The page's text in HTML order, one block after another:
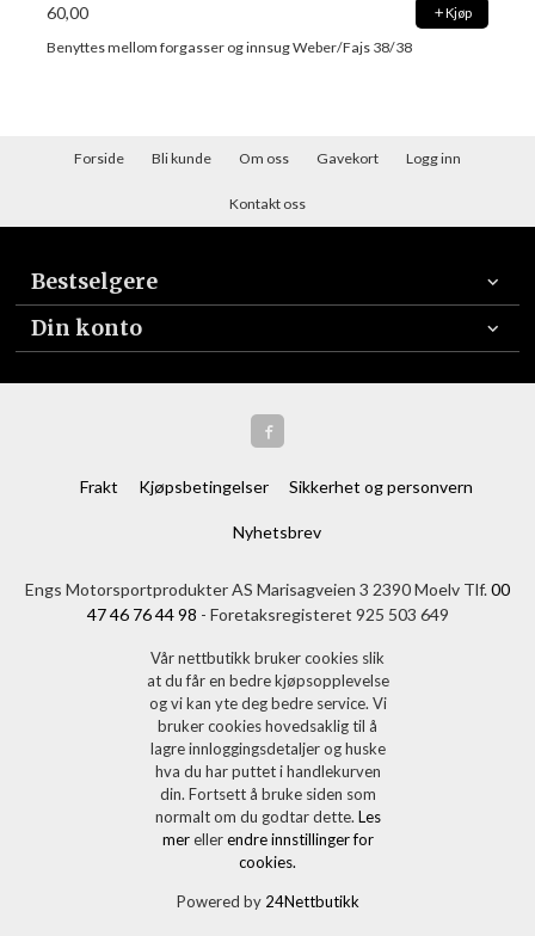
60,00 Kjøp
Benyttes mellom forgasser og innsug Weber/Fajs 38/38
Forside Bli kunde Om oss Gavekort Logg inn
Kontakt oss
Bestselgere
Din konto
Frakt Kjøpsbetingelser Sikkerhet og personvern
Nyhetsbrev
Engs Motorsportprodukter AS Marisagveien 3 2390 Moelv Tlf.00
47 46 76 44 98 - Foretaksregisteret 925 503 649
Vår nettbutikk bruker cookies slik
at du får en bedre kjøpsopplevelse
og vi kan yte deg bedre service. Vi
bruker cookies hovedsaklig til å
lagre innloggingsdetaljer og huske
hva du har puttet i handlekurven
din. Fortsett å bruke siden som
normalt om du godtar dette. Les
merellerendre innstillinger for
cookies.
Powered by 24Nettbutikk